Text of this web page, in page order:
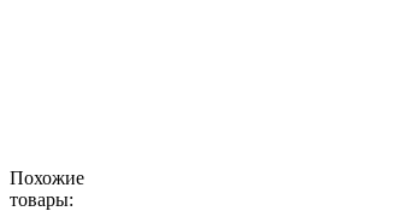
Похожие
товары: